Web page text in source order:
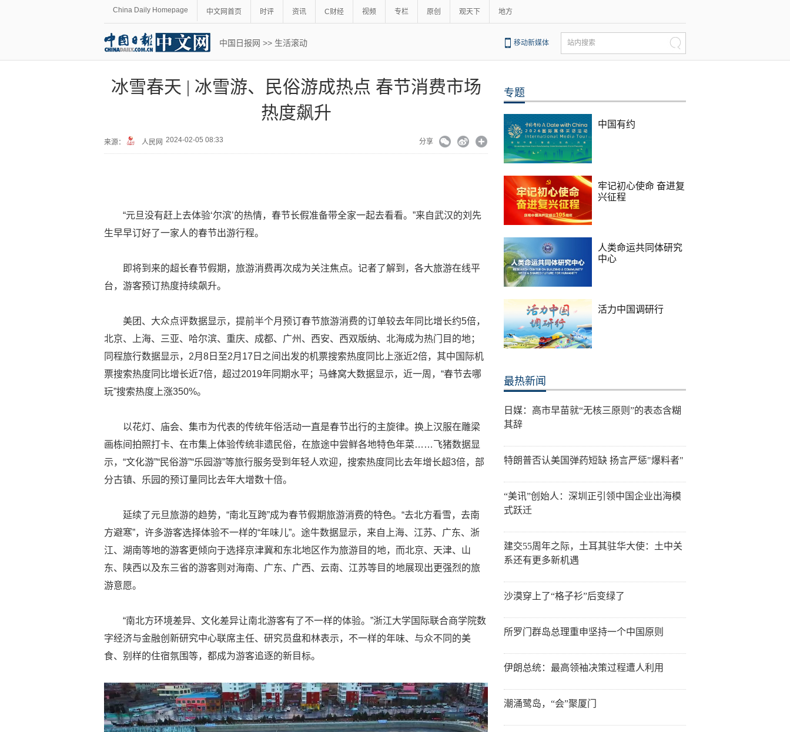
China Daily Homepage 中文网首页 时评 资讯 C财经 视频 专栏 原创 观天下 地方
中国日报网 >> 生活滚动 移动新媒体 站内搜索
冰雪春天 | 冰雪游、民俗游成热点 春节消费市场
热度飙升
来源： 人民网 2024-02-05 08:33 分享
“元旦没有赶上去体验‘尔滨’的热情，春节长假准备带全家一起去看看。”来自武汉的刘先
生早早订好了一家人的春节出游行程。
即将到来的超长春节假期，旅游消费再次成为关注焦点。记者了解到，各大旅游在线平
台，游客预订热度持续飙升。
美团、大众点评数据显示，提前半个月预订春节旅游消费的订单较去年同比增长约5倍，
北京、上海、三亚、哈尔滨、重庆、成都、广州、西安、西双版纳、北海成为热门目的地；
同程旅行数据显示，2月8日至2月17日之间出发的机票搜索热度同比上涨近2倍，其中国际机
票搜索热度同比增长近7倍，超过2019年同期水平；马蜂窝大数据显示，近一周，“春节去哪
玩”搜索热度上涨350%。
以花灯、庙会、集市为代表的传统年俗活动一直是春节出行的主旋律。换上汉服在雕梁
画栋间拍照打卡、在市集上体验传统非遗民俗，在旅途中尝鲜各地特色年菜……飞猪数据显
示，“文化游”“民俗游”“乐园游”等旅行服务受到年轻人欢迎，搜索热度同比去年增长超3倍，部
分古镇、乐园的预订量同比去年大增数十倍。
延续了元旦旅游的趋势，“南北互跨”成为春节假期旅游消费的特色。“去北方看雪，去南
方避寒”，许多游客选择体验不一样的“年味儿”。途牛数据显示，来自上海、江苏、广东、浙
江、湖南等地的游客更倾向于选择京津冀和东北地区作为旅游目的地，而北京、天津、山
东、陕西以及东三省的游客则对海南、广东、广西、云南、江苏等目的地展现出更强烈的旅
游意愿。
“南北方环境差异、文化差异让南北游客有了不一样的体验。”浙江大学国际联合商学院数
字经济与金融创新研究中心联席主任、研究员盘和林表示，不一样的年味、与众不同的美
食、别样的住宿氛围等，都成为游客追逐的新目标。
专题
中国有约
牢记初心使命 奋进复
兴征程
人类命运共同体研究
中心
活力中国调研行
最热新闻
日媒：高市早苗就“无核三原则”的表态含糊
其辞
特朗普否认美国弹药短缺 扬言严惩"爆料者"
“美讯”创始人：深圳正引领中国企业出海模
式跃迁
建交55周年之际，土耳其驻华大使：土中关
系还有更多新机遇
沙漠穿上了“格子衫”后变绿了
所罗门群岛总理重申坚持一个中国原则
伊朗总统：最高领袖决策过程遭人利用
潮涌鹭岛，“会”聚厦门